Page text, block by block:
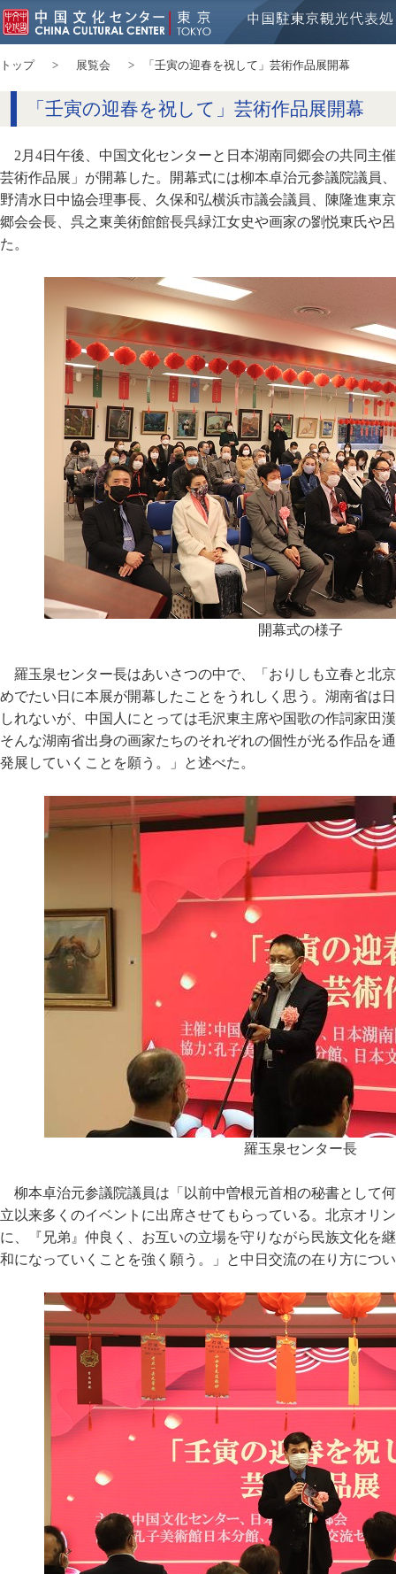
トップ 展覧会 「壬寅の迎春を祝して」芸術作品展開幕
「壬寅の迎春を祝して」芸術作品展開幕
2月4日午後、中国文化センターと日本湖南同郷会の共同主
芸術作品展」が開幕した。開幕式には柳本卓治元参議院議員
野清水日中協会理事長、久保和弘横浜市議会議員、陳隆進東
郷会会長、呉之東美術館館長呉緑江女史や画家の劉悦東氏や
た。
開幕式の様子
羅玉泉センター長はあいさつの中で、「おりしも立春と北
めでたい日に本展が開幕したことをうれしく思う。湖南省は
しれないが、中国人にとっては毛沢東主席や国歌の作詞家田
そんな湖南省出身の画家たちのそれぞれの個性が光る作品を
発展していくことを願う。」と述べた。
羅玉泉センター長
柳本卓治元参議院議員は「以前中曽根元首相の秘書として
立以来多くのイベントに出席させてもらっている。北京オリ
に、『兄弟』仲良く、お互いの立場を守りながら民族文化を
和になっていくことを強く願う。」と中日交流の在り方につ